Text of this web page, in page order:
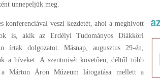
ünnepeljük meg.
konferenciával veszi kezdetét, ahol a meghívott
is, akik az Erdélyi Tudományos Diákköri
írtak dolgozatot. Másnap, augusztus 29-én,
a híveket. A szentmisét követően, déltől több
a Márton Áron Múzeum látogatása mellett a